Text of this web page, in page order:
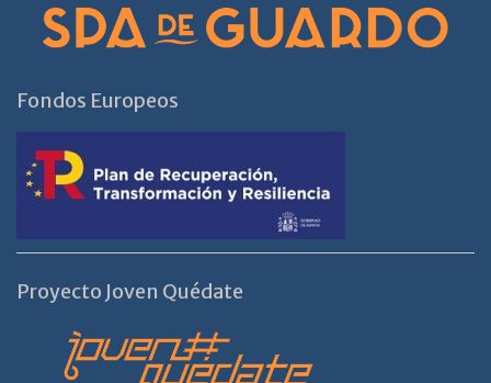
Fondos Europeos
Proyecto Joven Quédate